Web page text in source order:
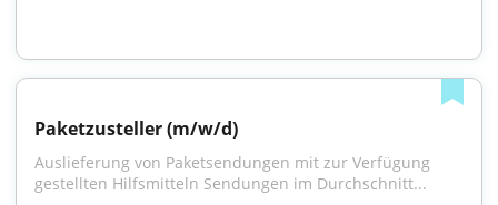
Paketzusteller (m/w/d)
Auslieferung von Paketsendungen mit zur Verfügung
gestellten Hilfsmitteln Sendungen im Durchschnitt...